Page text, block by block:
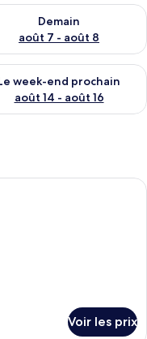
6 - août 7
Demain
août 7 - août 8
la disponibilité pour
août 7 - août 9
week-end prochain
août 14 - août 16
la disponibilité pour
d’hôtel comprenant
Voir les prix